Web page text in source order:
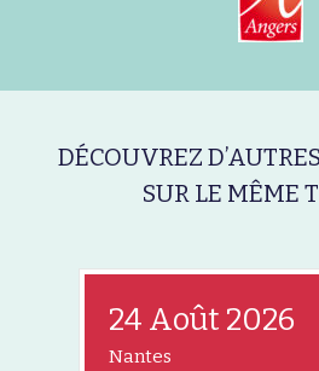
DÉCOUVREZ
SUR LE MÊME
24 Août 2026
Nantes